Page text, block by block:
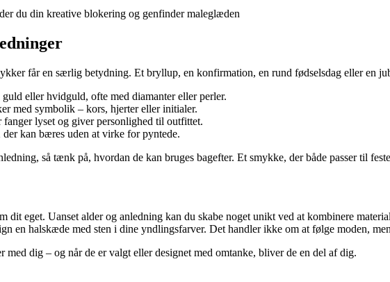
du din kreative blokering og genfinder maleglæden
får en særlig betydning. Et bryllup, en konfirmation, en rund fødselsdag eller en
eller hvidguld, ofte med diamanter eller perler.
med symbolik – kors, hjerter eller initialer.
fanger lyset og giver personlighed til outfittet.
kan bæres uden at virke for pyntede.
så tænk på, hvordan de kan bruges bagefter. Et smykke, der både passer til
dit eget. Uanset alder og anledning kan du skabe noget unikt ved at kombinere
en halskæde med sten i dine yndlingsfarver. Det handler ikke om at følge moden,
dig – og når de er valgt eller designet med omtanke, bliver de en del af dig.